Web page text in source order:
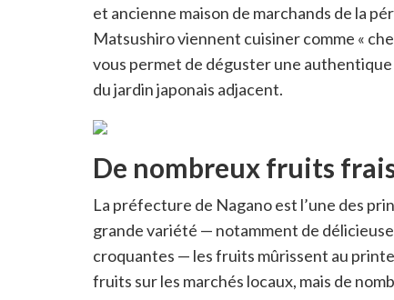
et ancienne maison de marchands de la
Matsushiro viennent cuisiner comme «
vous permet de déguster une
du jardin japonais adjacent.
De nombreux fruits
La préfecture de Nagano est l’une des
grande variété — notamment de
croquantes — les fruits mûrissent au
fruits sur les marchés locaux, mais de